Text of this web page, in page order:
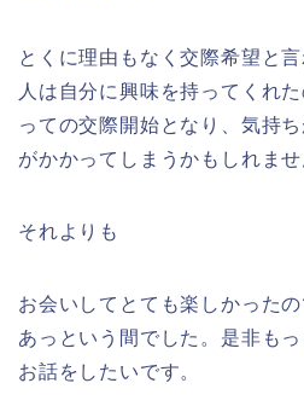
とくに理由もなく交際希望と
人は自分に興味を持ってくれ
っての交際開始となり、気持
がかかってしまうかもしれませ
それよりも
お会いしてとても楽しかった
あっという間でした。是非も
お話をしたいです。